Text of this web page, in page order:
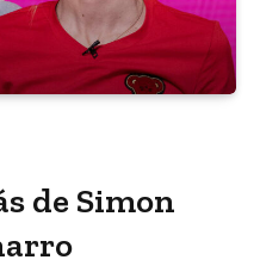
de Simon